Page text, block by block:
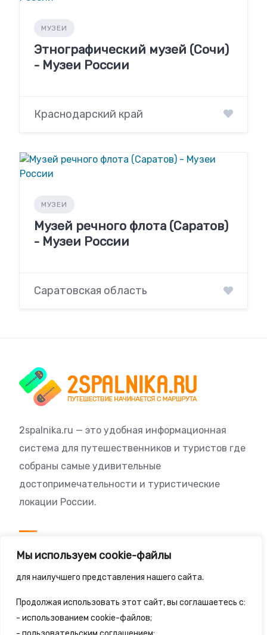
Мы используем cookie-файлы
для наилучшего представления нашего сайта.
Продолжая использовать этот сайт, вы соглашаетесь с:
- использованием cookie-файлов;
МУЗЕИ
Этнографический музей (Сочи)
- Музеи России
Краснодарский край
МУЗЕИ
Музей речного флота (Саратов)
- Музеи России
Саратовская область
2spalnika.ru — это удобная информационная
система для путешественников и туристов где
собраны самые удивительные
достопримечательности и туристические
локации России.